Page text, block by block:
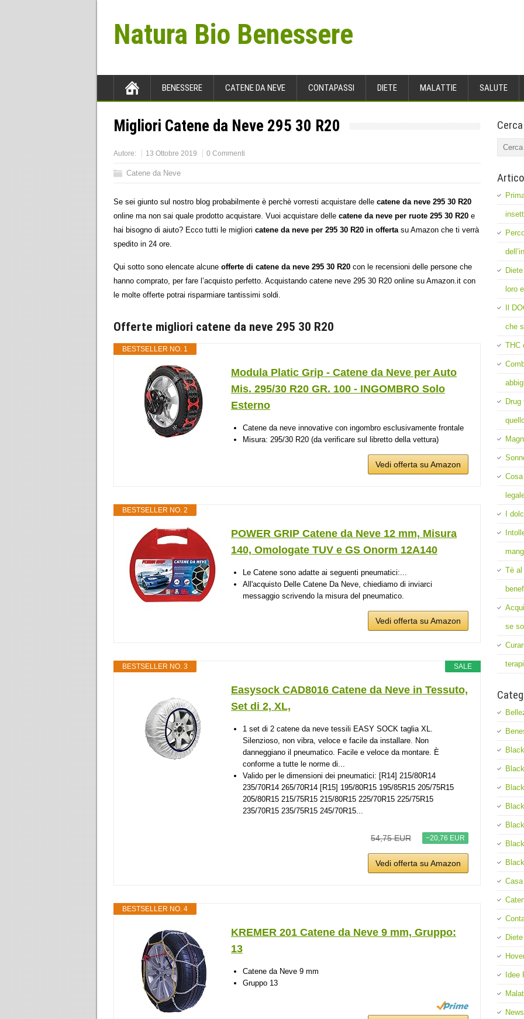
Natura Bio Benessere
BENESSERE CATENE DA NEVE CONTAPASSI DIETE MALATTIE SALUTE
Migliori Catene da Neve 295 30 R20
Autore: 13 Ottobre 2019 0 Commenti
Catene da Neve
Se sei giunto sul nostro blog probabilmente è perchè vorresti acquistare delle catene da neve 295 30 R20
online ma non sai quale prodotto acquistare. Vuoi acquistare delle catene da neve per ruote 295 30 R20 e
hai bisogno di aiuto? Ecco tutti le migliori catene da neve per 295 30 R20 in offertasu Amazon che ti verrà
spedito in 24 ore.
Qui sotto sono elencate alcune offerte di catene da neve 295 30 R20 con le recensioni delle persone che
hanno comprato, per fare l’acquisto perfetto. Acquistando catene neve 295 30 R20 online su Amazon.it con
le molte offerte potrai risparmiare tantissimi soldi.
Offerte migliori catene da neve 295 30 R20
BESTSELLER NO. 1
Modula Platic Grip - Catene da Neve per Auto
Mis. 295/30 R20 GR. 100 - INGOMBRO Solo
Esterno
Catene da neve innovative con ingombro esclusivamente frontale
Misura: 295/30 R20 (da verificare sul libretto della vettura)
Vedi offerta su Amazon
BESTSELLER NO. 2
POWER GRIP Catene da Neve 12 mm, Misura
140, Omologate TUV e GS Onorm 12A140
Le Catene sono adatte ai seguenti pneumatici:...
All'acquisto Delle Catene Da Neve, chiediamo di inviarci
messaggio scrivendo la misura del pneumatico.
Vedi offerta su Amazon
SALE
BESTSELLER NO. 3
Easysock CAD8016 Catene da Neve in Tessuto,
Set di 2, XL,
1 set di 2 catene da neve tessili EASY SOCK taglia XL.
Silenzioso, non vibra, veloce e facile da installare. Non
danneggiano il pneumatico. Facile e veloce da montare. È
conforme a tutte le norme di...
Valido per le dimensioni dei pneumatici: [R14] 215/80R14
235/70R14 265/70R14 [R15] 195/80R15 195/85R15 205/75R15
205/80R15 215/75R15 215/80R15 225/70R15 225/75R15
235/70R15 235/75R15 245/70R15...
54,75 EUR −20,76 EUR
Vedi offerta su Amazon
BESTSELLER NO. 4
KREMER 201 Catene da Neve 9 mm, Gruppo:
13
Catene da Neve 9 mm
Gruppo 13
Cerca
loro
Il
che
THC
I
Tè al
se
Casa
Diete
Idee
News